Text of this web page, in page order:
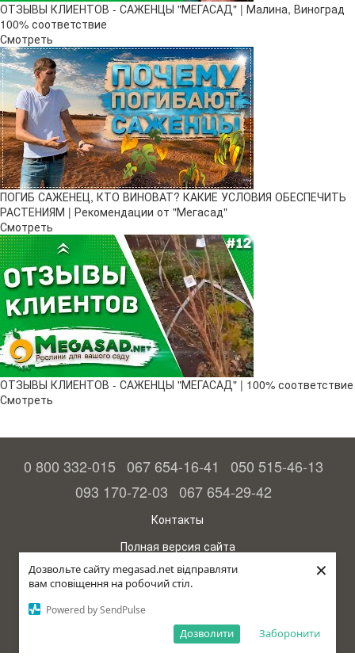
Дозвольте сайту megasad.net відправляти
вам сповіщення на робочий стіл.
Powered by SendPulse
Заборонити
Дозволити
×
ОТЗЫВЫ КЛИЕНТОВ - САЖЕНЦЫ "МЕГАСАД" | Малина, Виноград
100% соответствие
Смотреть
ПОГИБ САЖЕНЕЦ, КТО ВИНОВАТ? КАКИЕ УСЛОВИЯ ОБЕСПЕЧИТЬ
РАСТЕНИЯМ | Рекомендации от "Мегасад"
Смотреть
ОТЗЫВЫ КЛИЕНТОВ - САЖЕНЦЫ "МЕГАСАД" | 100% соответствие
Смотреть
0 800 332-015 067 654-16-41
050 515-46-13
093 170-72-03 067 654-29-42
Контакты
Полная версия сайта
© 2015—2026
Megasad - гарантия высокого урожая